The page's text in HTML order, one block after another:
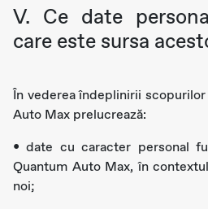
V. Ce date
care este sursa
În vederea îndeplinirii
Auto Max prelucrează:
• date cu caracter personal
Quantum Auto Max, în
noi;